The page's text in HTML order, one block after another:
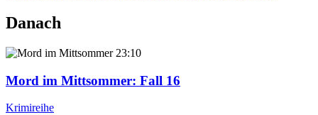
Danach
23:10
Mord im Mittsommer: Fall 16
Krimireihe